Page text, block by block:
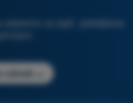
za ispit, poboljšana
odmah